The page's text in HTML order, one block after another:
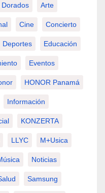
Dorados Arte
Cine Concierto
Deportes Educación
Eventos
HONOR Panamá
Información
KONZERTA
LLYC M+usica
Noticias
Samsung